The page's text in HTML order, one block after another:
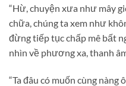
“Hừ, chuyện xưa như mây
chữa, chúng ta xem như
đừng tiếp tục chấp mê bất
nhìn về phương xa, thanh
“Ta đâu có muốn cùng nàng